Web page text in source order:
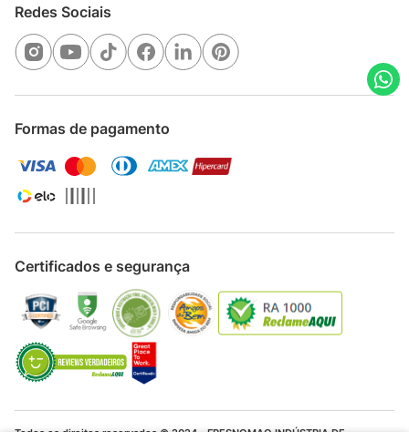
Redes Sociais
Formas de pagamento
Certificados e segurança